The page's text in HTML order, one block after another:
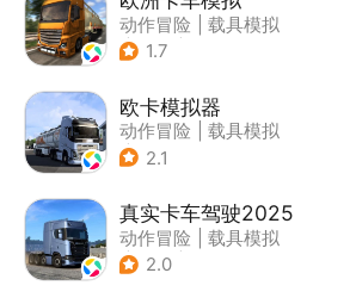
动作冒险
载具模拟
| 汽车
1.7
欧卡模拟器
动作冒险
载具模拟
| 写实
2.1
真实卡车驾驶2025
动作冒险
载具模拟
| 汽车
2.0